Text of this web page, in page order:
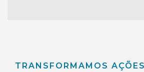
TRANSFORMAMOS AÇÕES